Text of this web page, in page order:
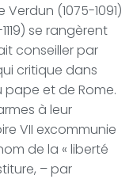
(1075-1091)
se rangèrent
conseiller par
critique dans
pape et de Rome.
à leur
VII excommunie
de la « liberté
– par